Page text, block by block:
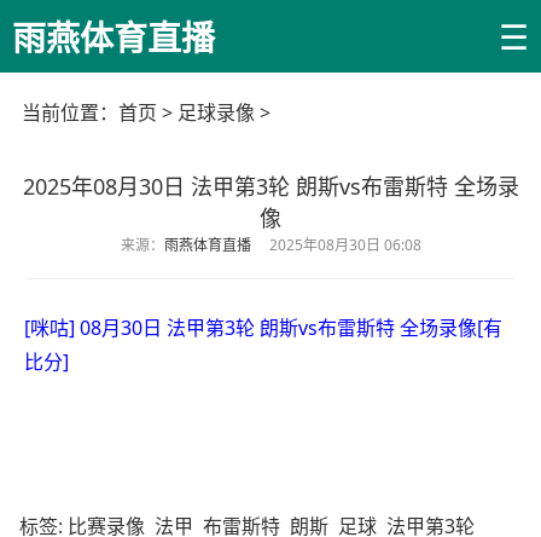
雨燕体育直播 ☰
当前位置： 首页 > 足球录像 >
2025年08月30日 法甲第3轮 朗斯vs布雷斯特 全场录
像
来源： 雨燕体育直播 2025年08月30日 06:08
[咪咕] 08月30日 法甲第3轮 朗斯vs布雷斯特 全场录像[有
比分]
标签: 比赛录像 法甲 布雷斯特 朗斯 足球 法甲第3轮